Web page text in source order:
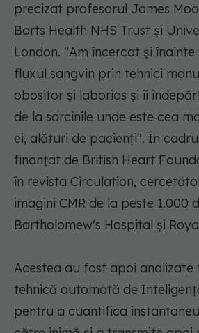
precizat profesorul James
Barts Health NHS Trust şi
London. "Am încercat şi
fluxul sangvin prin tehnici
obositor şi laborios şi îi
de la sarcinile unde este cea
ei, alături de pacienţi". În
finanţat de British Heart
în revista Circulation,
imagini CMR de la peste 1.000
Bartholomew's Hospital şi
Acestea au fost apoi analizate
tehnică automată de
pentru a cuantifica